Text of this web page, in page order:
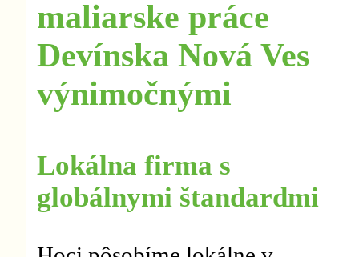
maliarske práce
Devínska Nová Ves
výnimočnými
Lokálna firma s
globálnymi štandardmi